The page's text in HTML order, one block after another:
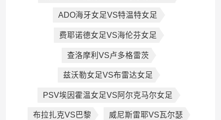
ADO海牙女足VS特温特女足
费耶诺德女足VS海伦芬女足
查洛摩利VS卢多格雷茨
兹沃勒女足VS布雷达女足
PSV埃因霍温女足VS阿尔克马尔女足
布拉扎克VS巴黎 威尼斯雷耶VS瓦尔瑟